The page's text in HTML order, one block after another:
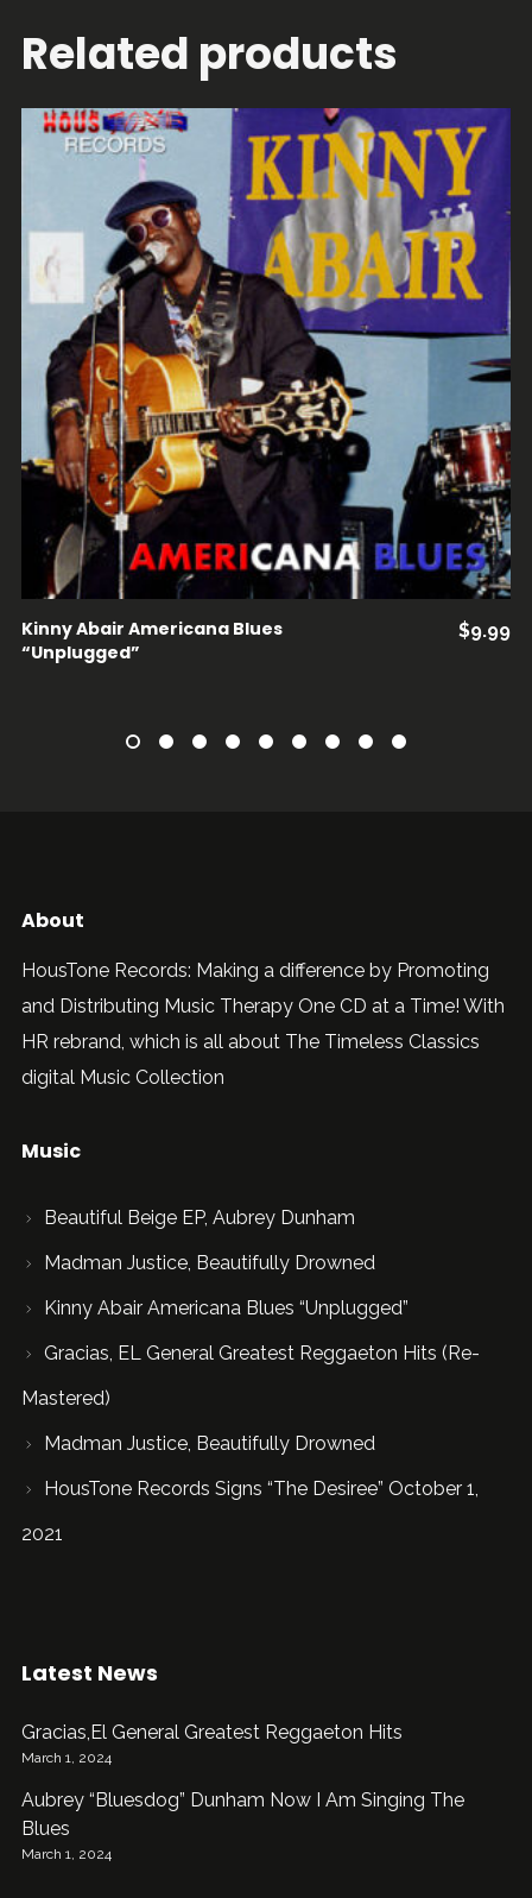
Related products
ADD TO CART
Kinny Abair Americana Blues
“Unplugged”
$9.99
About
HousTone Records: Making a difference by Promoting
and Distributing Music Therapy One CD at a Time! With
HR rebrand, which is all about The Timeless Classics
digital Music Collection
Music
Beautiful Beige EP, Aubrey Dunham
Madman Justice, Beautifully Drowned
Kinny Abair Americana Blues “Unplugged”
Gracias, EL General Greatest Reggaeton Hits (Re-
Mastered)
Madman Justice, Beautifully Drowned
HousTone Records Signs “The Desiree” October 1,
2021
Latest News
Gracias,El General Greatest Reggaeton Hits
March 1, 2024
Aubrey “Bluesdog” Dunham Now I Am Singing The
Blues
March 1, 2024